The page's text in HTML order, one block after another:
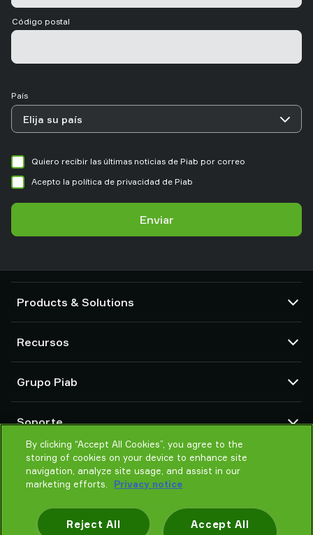
Código postal
País
Quiero recibir las últimas noticias de Piab por correo
Acepto la política de privacidad de Piab
Enviar
Products & Solutions
Ventosas y sistemas de agarre delicado
Componentes de herramientas de final de brazo (EOAT) para robots
Soluciones de agarre para robots y cobots
Transportadores por vacío para sólidos en polvo y a granel
Recursos
Configuradores de producto
Términos y condiciones de ventas
Política de Privacidad
Grupo Piab
Organización global
Código de conducta
Noticias
Soporte
Contacto
Encontrar un partner
Ayuda para elegir
By clicking “Accept All Cookies”, you agree to the
storing of cookies on your device to enhance site
navigation, analyze site usage, and assist in our
marketing efforts.
Privacy notice
Accept All
Reject All